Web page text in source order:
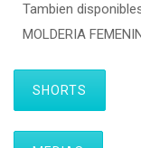
Tambien
MOLDERIA
SHORTS